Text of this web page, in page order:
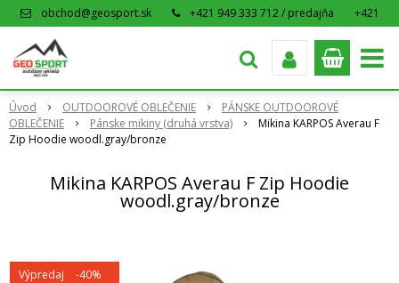
obchod@geosport.sk +421 949 333 712 / predajňa
+421
Úvod OUTDOOROVÉ OBLEČENIE
PÁNSKE OUTDOOROVÉ
OBLEČENIE
Pánske mikiny (druhá vrstva)
Mikina KARPOS Averau F
Zip Hoodie woodl.gray/bronze
Mikina KARPOS Averau F Zip Hoodie
woodl.gray/bronze
Výpredaj -40%